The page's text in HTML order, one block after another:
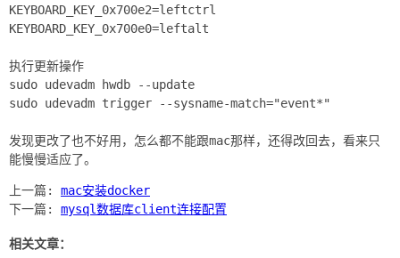
KEYBOARD_KEY_0x700e2=leftctrl
KEYBOARD_KEY_0x700e0=leftalt
执行更新操作
sudo udevadm hwdb --update
sudo udevadm trigger --sysname-match="event*"
发现更改了也不好用，怎么都不能跟mac那样，还得改回去，看来只
上一篇: mac安装docker
下一篇: mysql数据库client连接配置
相关文章：